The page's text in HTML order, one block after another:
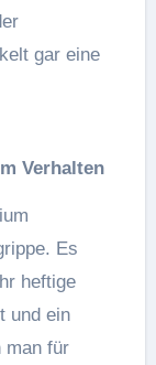
gar eine
Verhalten
Es
heftige
und ein
man für